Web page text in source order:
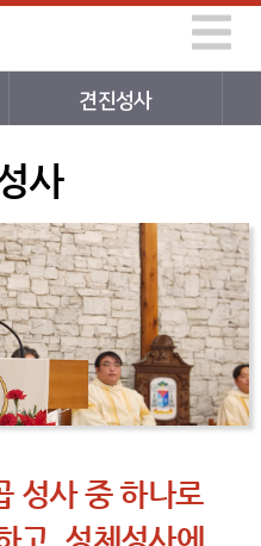
견진성사
사
성사 중 하나로